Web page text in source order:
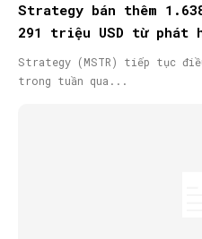
Strategy bán thêm
291 triệu USD từ phát
Strategy (MSTR) tiếp tục
trong tuần qua...